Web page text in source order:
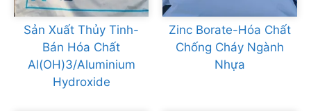
Sản Xuất Thủy Tinh-
Bán Hóa Chất
Al(OH)3/Aluminium
Hydroxide
Zinc Borate-Hóa Chất
Chống Cháy Ngành
Nhựa